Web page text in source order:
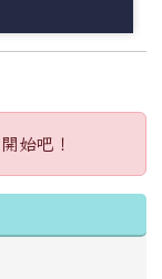
開始吧！